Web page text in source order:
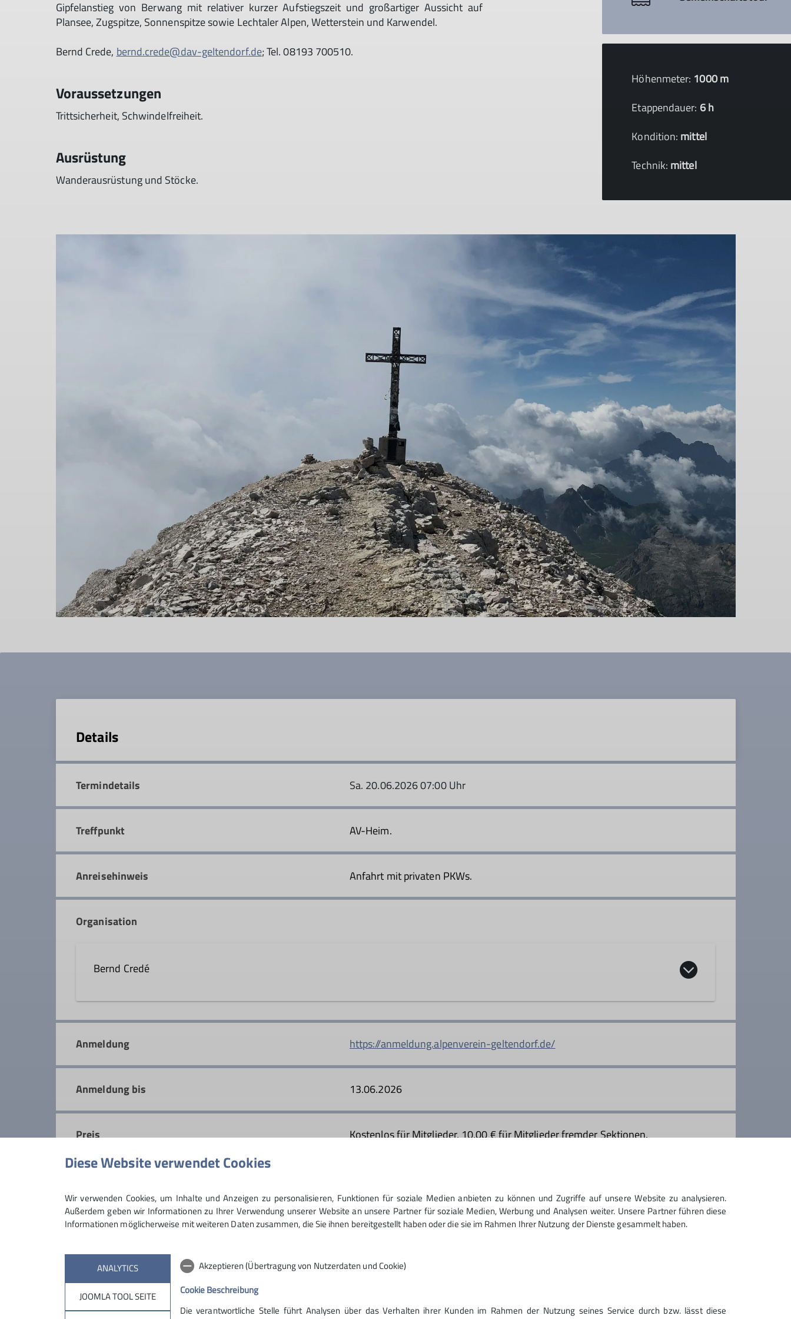
Gipfelanstieg von Berwang mit relativer kurzer Aufstiegszeit und großartiger Aussicht auf
Plansee, Zugspitze, Sonnenspitze sowie Lechtaler Alpen, Wetterstein und Karwendel.
Bernd Crede, bernd.crede@dav-geltendorf.de; Tel. 08193 700510.
Voraussetzungen
Trittsicherheit, Schwindelfreiheit.
Ausrüstung
Wanderausrüstung und Stöcke.
Höhenmeter: 1000 m
Etappendauer: 6 h
Kondition: mittel
Technik: mittel
Details
Termindetails Sa. 20.06.2026 07:00 Uhr
Treffpunkt AV-Heim.
Anreisehinweis Anfahrt mit privaten PKWs.
Organisation
Bernd Credé
Anmeldung
https://anmeldung.alpenverein-geltendorf.de/
Anmeldung bis 13.06.2026
Preis Kostenlos für Mitglieder, 10,00 € für Mitglieder fremder Sektionen.
Sektion Geltendorf des
Diese Website verwendet Cookies
Wir verwenden Cookies, um Inhalte und Anzeigen zu personalisieren, Funktionen für soziale Medien anbieten zu können und Zugriffe auf unsere Website zu analysieren.
Außerdem geben wir Informationen zu Ihrer Verwendung unserer Website an unsere Partner für soziale Medien, Werbung und Analysen weiter. Unsere Partner führen diese
Informationen möglicherweise mit weiteren Daten zusammen, die Sie ihnen bereitgestellt haben oder die sie im Rahmen Ihrer Nutzung der Dienste gesammelt haben.
ANALYTICS
JOOMLA TOOL SEITE
Akzeptieren (Übertragung von Nutzerdaten und Cookie)
Cookie Beschreibung
Die verantwortliche Stelle führt Analysen über das Verhalten ihrer Kunden im Rahmen der Nutzung seines Service durch bzw. lässt diese